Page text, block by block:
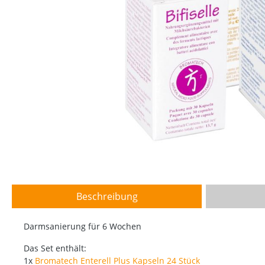
Beschreibung
Darmsanierung für 6 Wochen
Das Set enthält:
1x Bromatech Enterell Plus Kapseln 24 Stück